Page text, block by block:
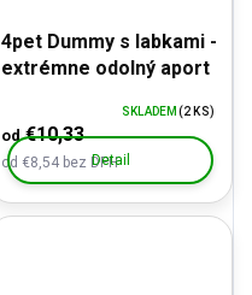
4pet Dummy s labkami -
extrémne odolný aport
od €8,54 bez DPH
od€10,33
SKLADEM (2 KS)
Detail